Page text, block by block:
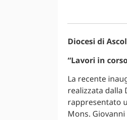
Diocesi di
“Lavori in
La recente
realizzata dalla
rappresentato
Mons. Giovanni